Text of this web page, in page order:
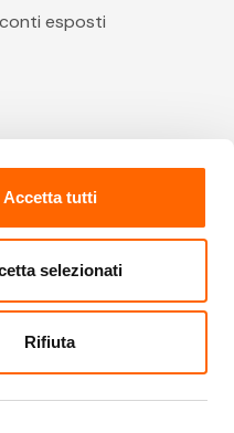
Accetta tutti
selezionati
Rifiuta
esposti
€ 2.400.000 €
a variazioni